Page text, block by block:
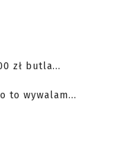
zł butla...
to wywalam...